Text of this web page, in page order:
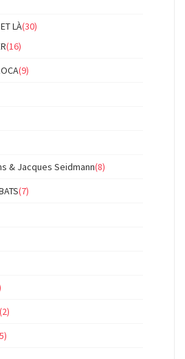
LÀ(30)
(16)
(9)
& Jacques Seidmann(8)
(7)
(2)